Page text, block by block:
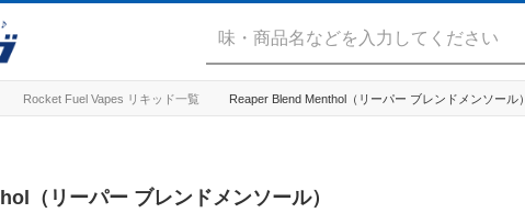
Rocket Fuel Vapes リキッド一覧 Reaper Blend Menthol（リーパー ブレンドメンソール）
（リーパー ブレンドメンソール）